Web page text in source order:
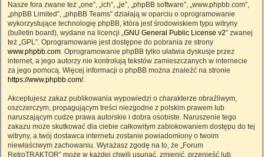
Nasze fora zwane też „one”, „ich”, „je”, „phpBB software”, „www.phpbb.com”,
„phpBB Limited”, „phpBB Teams” działają w oparciu o oprogramowanie
wykorzystujące technologię phpBB, która jest środowiskiem typu witryny
(bulletin board), wydane na licencji „GNU General Public License v2” zwanej
też „GPL”. Oprogramowanie jest dostępne do pobrania ze strony
www.phpbb.com. Oprogramowanie phpBB tylko ułatwia dyskusje przez
internet, a jego autorzy nie kontrolują tekstów zamieszczanych w internecie
za jego pomocą. Więcej informacji o phpBB można znaleźć na stronie
https://www.phpbb.com/.
Akceptujesz zakaz publikowania wypowiedzi o charakterze obraźliwym,
oszczerczym, propagującym treści niezgodne z polskim prawem lub
naruszającym cudze prawa autorskie i dobra osobiste. Naruszenie tego
zakazu może skutkować dla ciebie całkowitym zablokowaniem dostępu do tej
witryny, a twój dostawca internetu zostanie powiadomiony o twoim
niewłaściwym zachowaniu. Wyrażasz zgodę na to, że „Forum
RetroTRAKTOR” może w każdej chwili usunąć, zmienić, przenieść lub